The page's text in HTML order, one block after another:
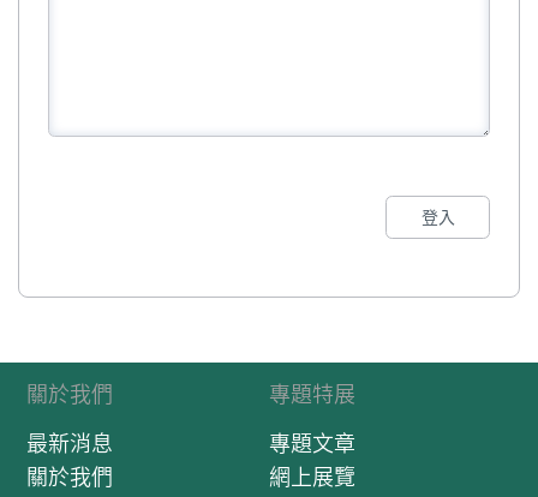
登入
關於我們
最新消息
關於我們
專題特展
專題文章
網上展覽